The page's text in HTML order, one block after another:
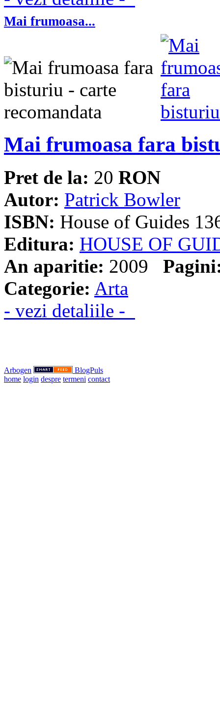
Mai frumoasa...
Mai frumoasa fara
Pret de la: 20 RON
Autor: Patrick Bowler
ISBN: House of Guides
Editura: HOUSE OF
An aparitie: 2009
Categorie: Arta
- vezi detaliile -
Arbogen
BlogPuls
home login despre termeni contact